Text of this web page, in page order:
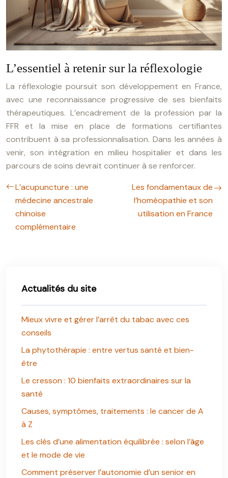
L’essentiel à retenir sur la réflexologie
La réflexologie poursuit son développement en France,
avec une reconnaissance progressive de ses bienfaits
thérapeutiques. L’encadrement de la profession par la
FFR et la mise en place de formations certifiantes
contribuent à sa professionnalisation. Dans les années à
venir, son intégration en milieu hospitalier et dans les
parcours de soins devrait continuer à se renforcer.
L’acupuncture : une
médecine ancestrale
chinoise
complémentaire
Les fondamentaux de
l’homéopathie et son
utilisation en France
Actualités du site
Mieux vivre et gérer l’arrêt du tabac avec ces
conseils
La phytothérapie : entre vertus santé et bien-
être
Le cresson : 10 bienfaits extraordinaires sur la
santé
Causes, symptômes, traitements : le cancer de A
à Z
Les clés d’une alimentation équilibrée : selon l’âge
et le mode de vie
Comment préserver l’autonomie d’un senior en